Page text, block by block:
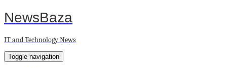
NewsBaza
IT and Technology News
Toggle navigation